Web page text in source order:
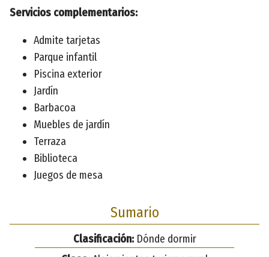
Servicios complementarios:
Admite tarjetas
Parque infantil
Piscina exterior
Jardín
Barbacoa
Muebles de jardín
Terraza
Biblioteca
Juegos de mesa
Sumario
Clasificación:Dónde dormir